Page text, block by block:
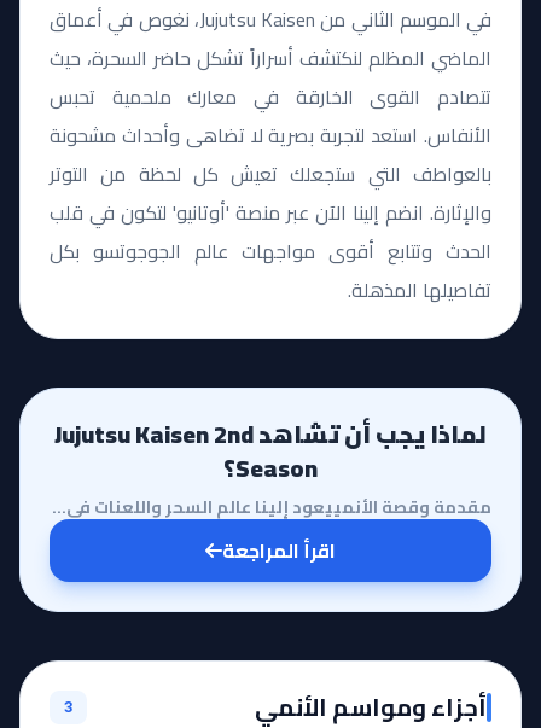
في الموسم الثاني من Jujutsu Kaisen، نغوص في أعماق
الماضي المظلم لنكتشف أسراراً تشكل حاضر السحرة، حيث
تتصادم القوى الخارقة في معارك ملحمية تحبس
الأنفاس. استعد لتجربة بصرية لا تضاهى وأحداث مشحونة
بالعواطف التي ستجعلك تعيش كل لحظة من التوتر
والإثارة. انضم إلينا الآن عبر منصة 'أوتانيو' لتكون في قلب
الحدث وتتابع أقوى مواجهات عالم الجوجوتسو بكل
تفاصيلها المذهلة.
لماذا يجب أن تشاهد Jujutsu Kaisen 2nd
Season؟
مقدمة وقصة الأنمييعود إلينا عالم السحر واللعنات في تجربة استثنائية مع الموسم الثاني من Jujutsu Kaise...
اقرأ المراجعة
أجزاء ومواسم الأنمي 3